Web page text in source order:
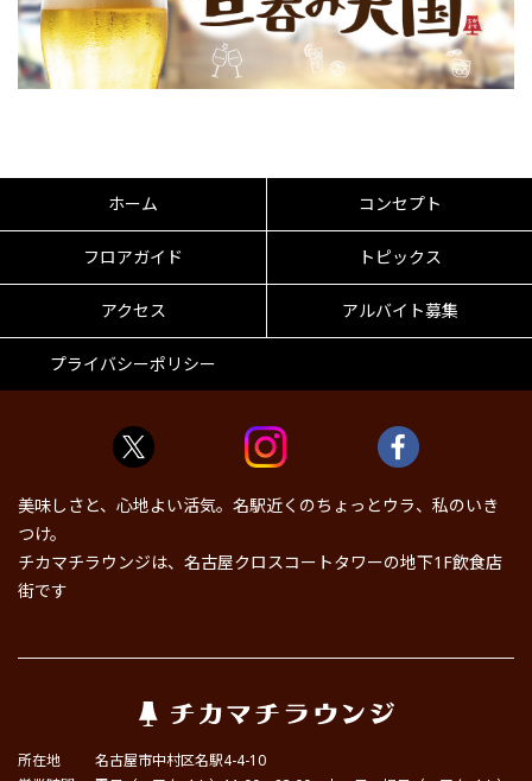
ホーム コンセプト
フロアガイド トピックス
アクセス アルバイト募集
プライバシーポリシー
美味しさと、心地よい活気。名駅近くのちょっとウラ、私のいき
つけ。
チカマチラウンジは、名古屋クロスコートタワーの地下1F飲食店
街です
所在地
名古屋市中村区名駅4-4-10